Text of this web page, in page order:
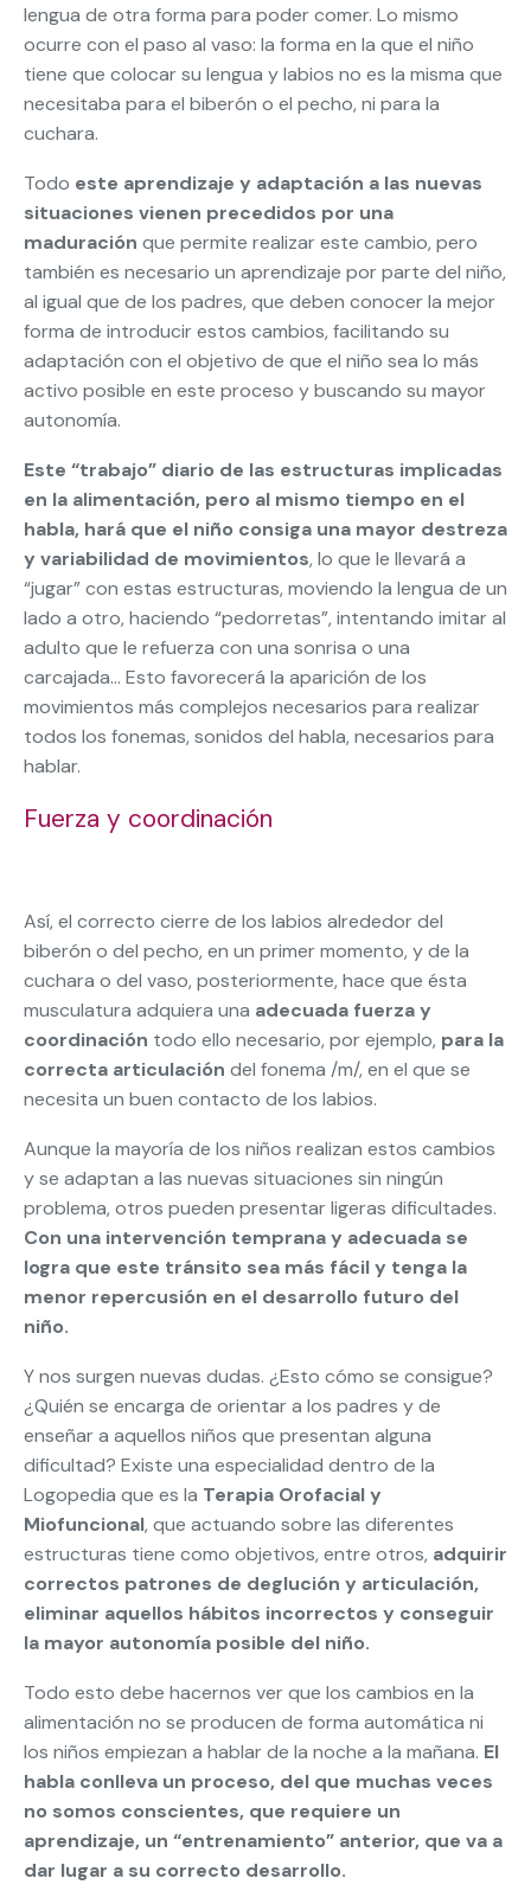
lengua de otra forma para poder comer. Lo mismo
ocurre con el paso al vaso: la forma en la que el niño
tiene que colocar su lengua y labios no es la misma que
necesitaba para el biberón o el pecho, ni para la
cuchara.
Todo este aprendizaje y adaptación a las nuevas
situaciones vienen precedidos por una
maduración que permite realizar este cambio, pero
también es necesario un aprendizaje por parte del niño,
al igual que de los padres, que deben conocer la mejor
forma de introducir estos cambios, facilitando su
adaptación con el objetivo de que el niño sea lo más
activo posible en este proceso y buscando su mayor
autonomía.
Este “trabajo” diario de las estructuras implicadas
en la alimentación, pero al mismo tiempo en el
habla, hará que el niño consiga una mayor destreza
y variabilidad de movimientos, lo que le llevará a
“jugar” con estas estructuras, moviendo la lengua de un
lado a otro, haciendo “pedorretas”, intentando imitar al
adulto que le refuerza con una sonrisa o una
carcajada… Esto favorecerá la aparición de los
movimientos más complejos necesarios para realizar
todos los fonemas, sonidos del habla, necesarios para
hablar.
Fuerza y coordinación
Así, el correcto cierre de los labios alrededor del
biberón o del pecho, en un primer momento, y de la
cuchara o del vaso, posteriormente, hace que ésta
musculatura adquiera una adecuada fuerza y
coordinación todo ello necesario, por ejemplo, para la
correcta articulación del fonema /m/, en el que se
necesita un buen contacto de los labios.
Aunque la mayoría de los niños realizan estos cambios
y se adaptan a las nuevas situaciones sin ningún
problema, otros pueden presentar ligeras dificultades.
Con una intervención temprana y adecuada se
logra que este tránsito sea más fácil y tenga la
menor repercusión en el desarrollo futuro del
niño.
Y nos surgen nuevas dudas. ¿Esto cómo se consigue?
¿Quién se encarga de orientar a los padres y de
enseñar a aquellos niños que presentan alguna
dificultad? Existe una especialidad dentro de la
Logopedia que es la Terapia Orofacial y
Miofuncional, que actuando sobre las diferentes
estructuras tiene como objetivos, entre otros, adquirir
correctos patrones de deglución y articulación,
eliminar aquellos hábitos incorrectos y conseguir
la mayor autonomía posible del niño.
Todo esto debe hacernos ver que los cambios en la
alimentación no se producen de forma automática ni
los niños empiezan a hablar de la noche a la mañana. El
habla conlleva un proceso, del que muchas veces
no somos conscientes, que requiere un
aprendizaje, un “entrenamiento” anterior, que va a
dar lugar a su correcto desarrollo.